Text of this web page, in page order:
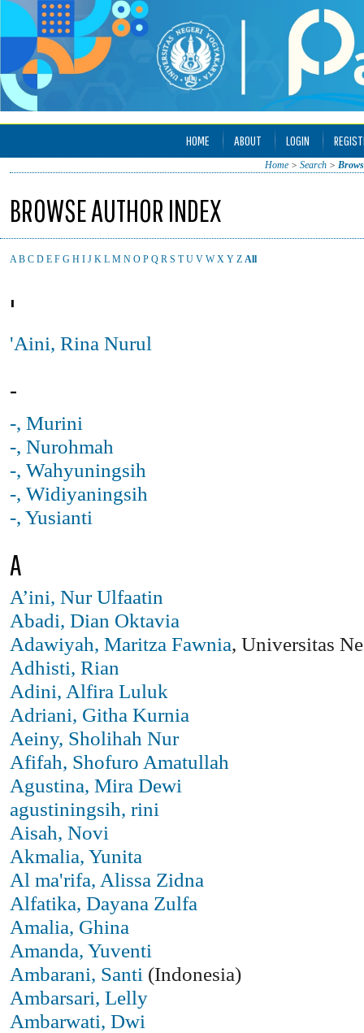
HOME ABOUT LOGIN
Home > Search >
BROWSE AUTHOR INDEX
A B C D E F G H I J K L M N O P Q R S T U V W X Y Z All
'
'Aini, Rina Nurul
-
-, Murini
-, Nurohmah
-, Wahyuningsih
-, Widiyaningsih
-, Yusianti
A
A’ini, Nur Ulfaatin
Abadi, Dian Oktavia
Adawiyah, Maritza Fawnia, Universitas
Adhisti, Rian
Adini, Alfira Luluk
Adriani, Githa Kurnia
Aeiny, Sholihah Nur
Afifah, Shofuro Amatullah
Agustina, Mira Dewi
agustiningsih, rini
Aisah, Novi
Akmalia, Yunita
Al ma'rifa, Alissa Zidna
Alfatika, Dayana Zulfa
Amalia, Ghina
Amanda, Yuventi
Ambarani, Santi (Indonesia)
Ambarsari, Lelly
Ambarwati, Dwi